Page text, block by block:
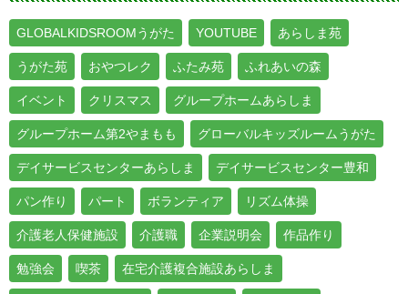
GLOBALKIDSROOMうがた YOUTUBE あらしま苑
うがた苑 おやつレク ふたみ苑 ふれあいの森
イベント クリスマス グループホームあらしま
グループホーム第2やまもも グローバルキッズルームうがた
デイサービスセンターあらしま デイサービスセンター豊和
パン作り パート ボランティア リズム体操
介護老人保健施設 介護職 企業説明会 作品作り
勉強会 喫茶 在宅介護複合施設あらしま